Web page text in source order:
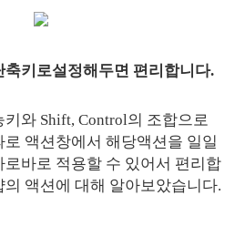
축키로설정해두면 편리합니다.
와 Shift, Control의 조합으로
액션창에서 해당액션을 일일
바로 적용할 수 있어서 편리합
액션에 대해 알아보았습니다.